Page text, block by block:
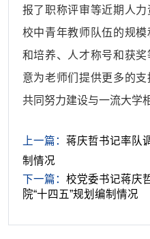
报了职称评审等近期人
校中青年教师队伍的规
和培养、人才称号和获
意为老师们提供更多的
共同努力建设与一流大学
上一篇： 蒋庆哲书记率队
制情况
下一篇： 校党委书记蒋庆
院“十四五”规划编制情况